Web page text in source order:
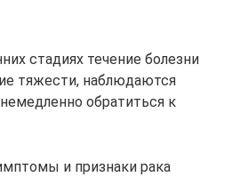
стадиях течение болезни
тяжести, наблюдаются
обратиться к
и признаки рака